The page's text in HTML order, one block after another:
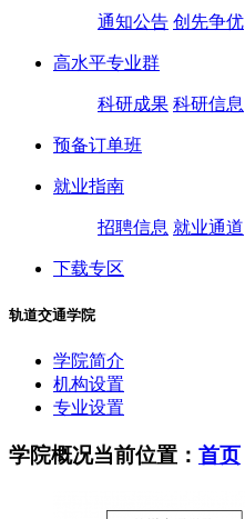
通知公告 创先争优
高水平专业群
科研成果 科研信息
预备订单班
就业指南
招聘信息 就业通道
下载专区
轨道交通学院
学院简介
机构设置
专业设置
学院概况当前位置： 首页